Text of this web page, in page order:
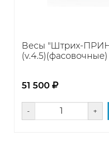
Весы "Штрих-
(v.4.5)(фасовочные)
51 500
- +